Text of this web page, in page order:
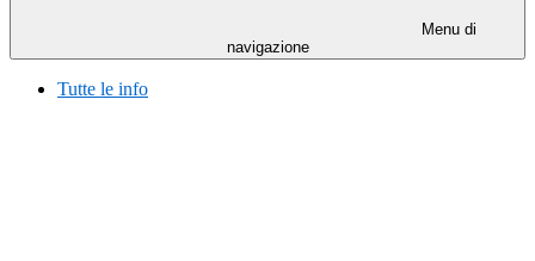
Menu di
navigazione
Tutte le info